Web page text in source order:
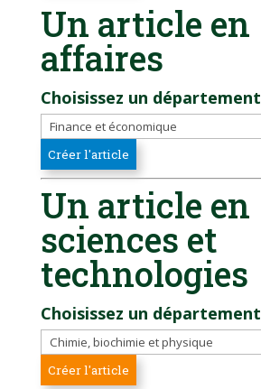
Un article en
affaires
Choisissez un département
Un article en
sciences et
technologies
Choisissez un département